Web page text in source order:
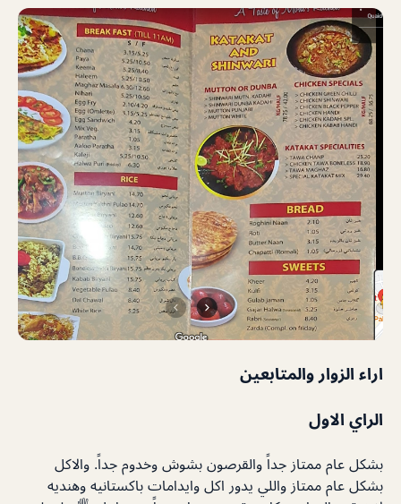
اراء الزوار والمتابعين
الراي الاول
بشكل عام ممتاز جداً والقرصون بشوش وخدوم جداً. والاكل
بشكل عام ممتاز واللي يدور اكل وايدامات باكستانيه وهنديه